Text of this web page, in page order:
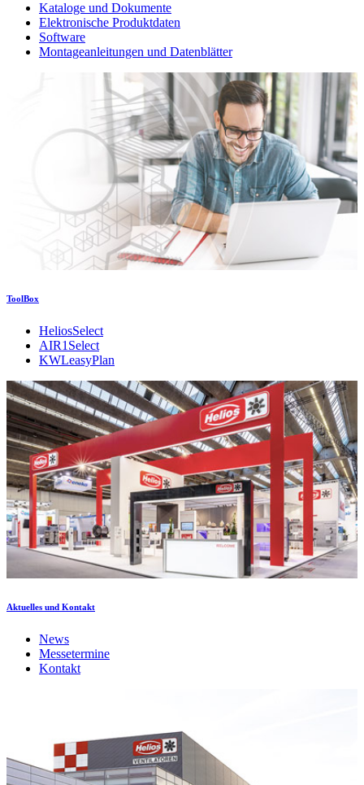
Kataloge und Dokumente
Elektronische Produktdaten
Software
Montageanleitungen und Datenblätter
ToolBox
HeliosSelect
AIR1Select
KWLeasyPlan
Aktuelles und Kontakt
News
Messetermine
Kontakt